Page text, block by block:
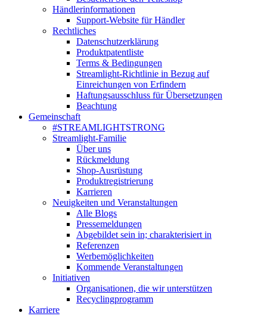
Händlerinformationen
Support-Website für Händler
Rechtliches
Datenschutzerklärung
Produktpatentliste
Terms & Bedingungen
Streamlight-Richtlinie in Bezug auf
Einreichungen von Erfindern
Haftungsausschluss für Übersetzungen
Beachtung
Gemeinschaft
#STREAMLIGHTSTRONG
Streamlight-Familie
Über uns
Rückmeldung
Shop-Ausrüstung
Produktregistrierung
Karrieren
Neuigkeiten und Veranstaltungen
Alle Blogs
Pressemeldungen
Abgebildet sein in; charakterisiert in
Referenzen
Werbemöglichkeiten
Kommende Veranstaltungen
Initiativen
Organisationen, die wir unterstützen
Recyclingprogramm
Karriere